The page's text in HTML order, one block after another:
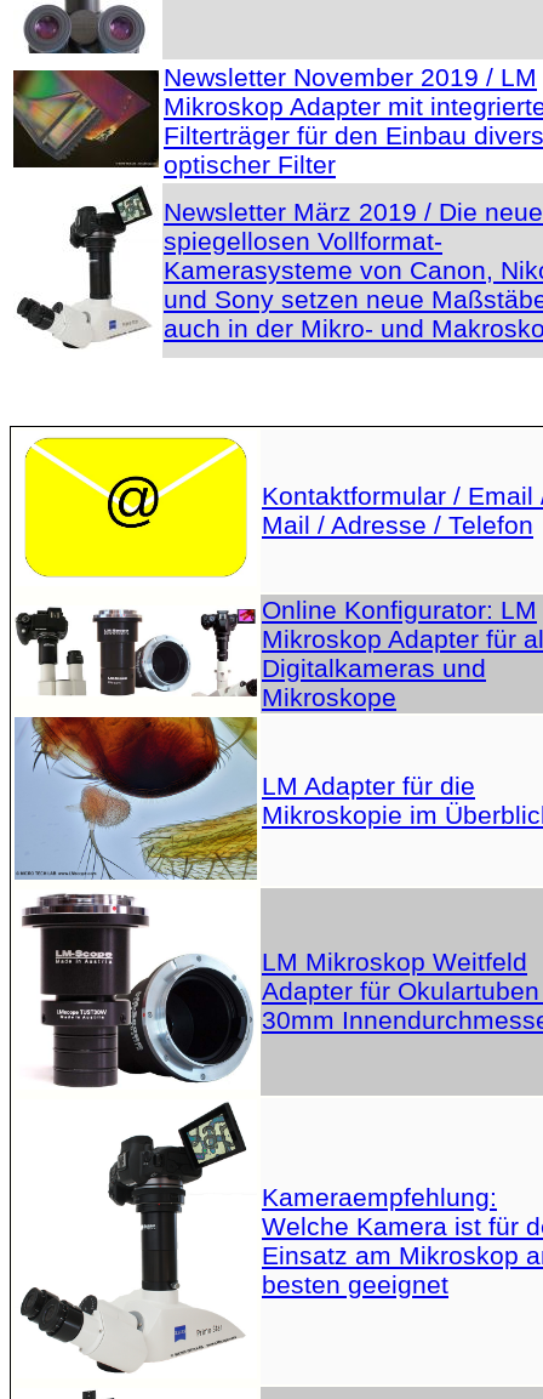
Newsletter November 2019 / LM
Mikroskop Adapter mit
Filterträger für den Einbau
optischer Filter
Newsletter März 2019 / Die
spiegellosen Vollformat-
Kamerasysteme von Canon,
und Sony setzen neue
auch in der Mikro- und
Kontaktformular / Email
Mail / Adresse / Telefon
Online Konfigurator: LM
Mikroskop Adapter für
Digitalkameras und
Mikroskope
LM Adapter für die
Mikroskopie im
LM Mikroskop Weitfeld
Adapter für
30mm
Kameraempfehlung:
Welche Kamera ist für
Einsatz am Mikroskop
besten geeignet